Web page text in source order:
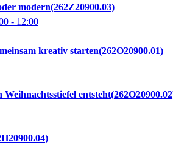
modern 262Z20900.03
- 12:00
kreativ starten 262O20900.01
entsteht 262O20900.02